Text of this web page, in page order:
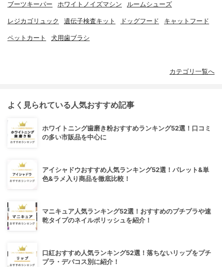
ブーツキーパー ホワイトノイズマシン ルームシューズ
レジカゴリュック 遺伝子検査キット ドッグフード キャットフード
ペットカート 犬用歯ブラシ
カテゴリ一覧へ
よく見られている人気おすすめ記事
ホワイトニング歯磨き粉おすすめランキング52選！口コミ
の多い市販品を中心に
アイシャドウおすすめ人気ランキング52選！パレット&単
色&ラメ入り商品を徹底比較！
マニキュア人気ランキング52選！おすすめのプチプラや速
乾タイプのネイルポリッシュを紹介！
口紅おすすめ人気ランキング52選！落ちないリップをプチ
プラ・デパコス別に紹介！